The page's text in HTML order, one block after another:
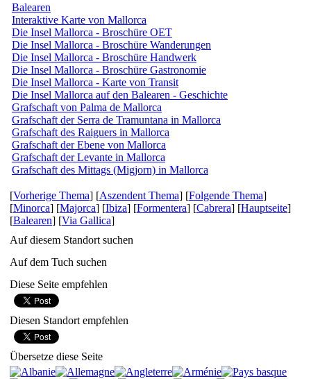
Balearen
Interaktive Karte von Mallorca
Die Insel Mallorca - Broschüre OET
Die Insel Mallorca - Broschüre Wanderungen
Die Insel Mallorca - Broschüre Handwerk
Die Insel Mallorca - Broschüre Gastronomie
Die Insel Mallorca - Karte von Transit
Die Insel Mallorca auf den Balearen - Geschichte
Grafschaft von Palma de Mallorca
Grafschaft der Serra de Tramuntana in Mallorca
Grafschaft des Raiguers in Mallorca
Grafschaft der Ebene von Mallorca
Grafschaft der Levante in Mallorca
Grafschaft des Mittags (Migjorn) in Mallorca
[Vorherige Thema] [Aszendent Thema] [Folgende Thema]
[Minorca] [Majorca] [Ibiza] [Formentera] [Cabrera] [Hauptseite]
[Balearen] [Via Gallica]
Auf diesem Standort suchen
Auf dem Tuch suchen
Diese Seite empfehlen
Diesen Standort empfehlen
Übersetze diese Seite